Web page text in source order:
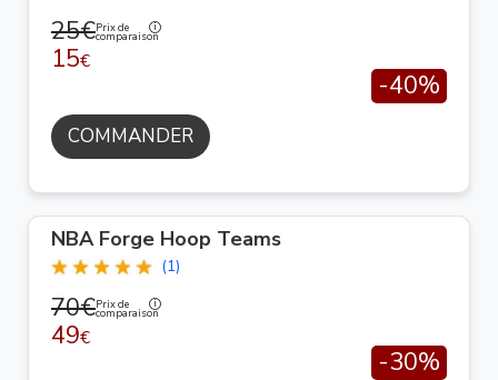
25€Prix de
comparaison
15€
-40%
COMMANDER
NBA Forge Hoop Teams
(1)
70€Prix de
comparaison
49€
-30%